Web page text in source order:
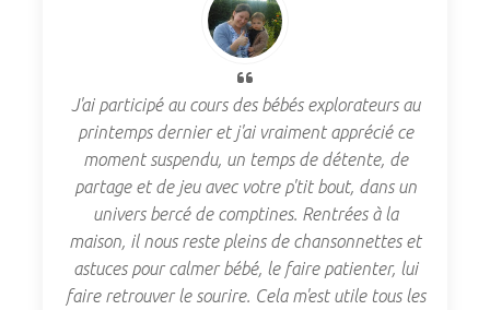
Les ateliers de yoga postnatal proposés par Anne
Karine sont de réels moments de détente et de
bien-être . L'ambiance est bienveillante, la
présence de bébé pleinement accueilli, ce qui
permet en toute sérénité de redynamiser en
douceur son corps après l'accouchement. Ce sont
aussi des moments de partage et d'échanges,
permettant de partager ses expériences de